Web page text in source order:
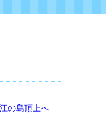
の島頂上へ